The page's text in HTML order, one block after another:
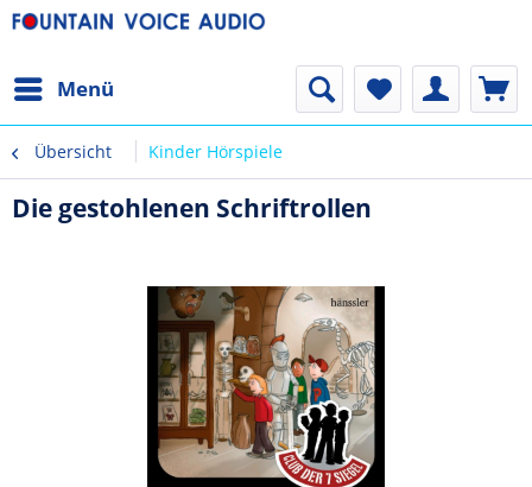
Menü
Übersicht Kinder Hörspiele
Die gestohlenen Schriftrollen